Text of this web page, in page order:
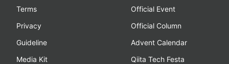
Terms
Privacy
Guideline
Media Kit
Official Event
Official Column
Advent Calendar
Qiita Tech Festa